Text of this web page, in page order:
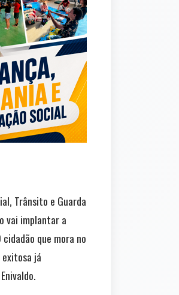
Trânsito e Guarda
vai implantar a
que mora no
já